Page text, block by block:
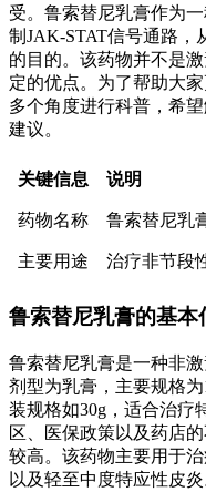
受。鲁索替尼乳膏作为
制JAK-STAT信号通路，
的目的。该药物并不是
定的优点。为了帮助大
多个角度进行科普，希
建议。
关键信息 说明
药物名称 鲁索替尼乳
主要用途 治疗非节段
鲁索替尼乳膏的基本
鲁索替尼乳膏是一种非
剂型为乳膏，主要规格
装规格如30g，适合治疗
区、医保政策以及药店
较高。该药物主要用于
以及轻至中度特应性皮